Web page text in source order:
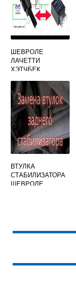
ШЕВРОЛЕ
ЛАЧЕТТИ
ХЭТЧБЕК
ХОДА
ВТУЛКА
СТАБИЛИЗАТОРА
ШЕВРОЛЕ